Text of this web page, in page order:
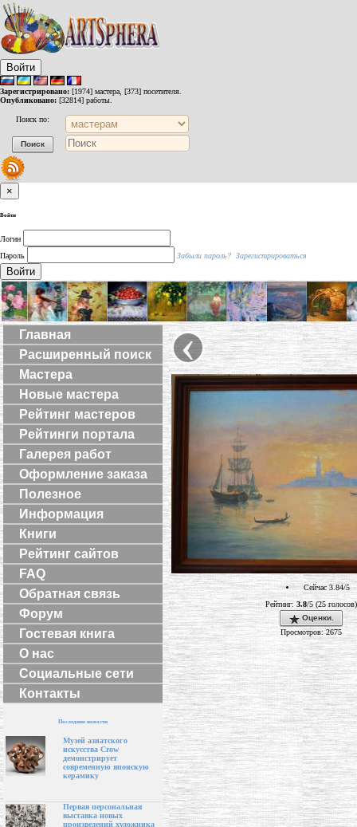
Войти
Зарегистрировано: [1974] мастера, [373] посетителя.
Опубликовано: [32814] работы.
Поиск по:
×
Войти
Логин
Пароль
Забыли пароль? Зарегистрироваться
Войти
Главная
Расширенный поиск
Мастера
Новые мастера
Рейтинг мастеров
Рейтинги портала
Галерея работ
Оформление заказа
Полезное
Информация
Книги
Рейтинг сайтов
FAQ
Обратная связь
Форум
Гостевая книга
О нас
Социальные сети
Контакты
Последние новости
Музей азиатского
искусства Crow
демонстрирует
современную японскую
керамику
Первая персональная
выставка новых
произведений художника
‹
Сейчас 3.84/5
Рейтинг: 3.8/5 (25 голосов)
Оценки.
Просмотров: 2675